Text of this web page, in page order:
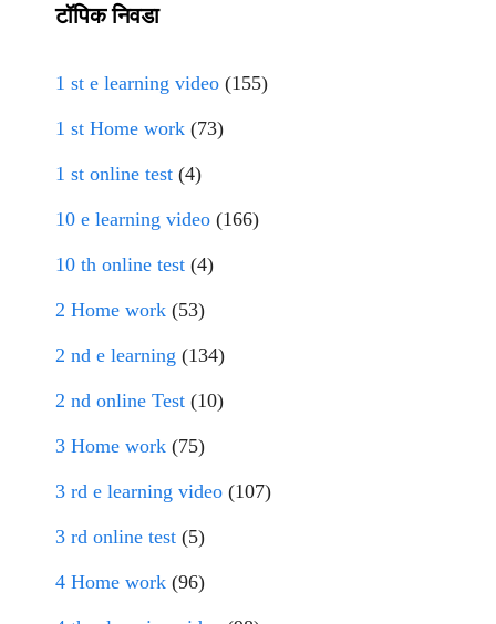
टॉपिक निवडा
1 st e learning video (155)
1 st Home work (73)
1 st online test (4)
10 e learning video (166)
10 th online test (4)
2 Home work (53)
2 nd e learning (134)
2 nd online Test (10)
3 Home work (75)
3 rd e learning video (107)
3 rd online test (5)
4 Home work (96)